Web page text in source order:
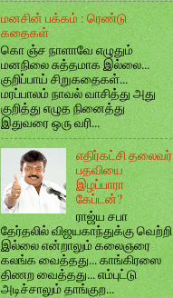
மனசின் பக்கம் : ரெண்டு
கதைகள்
கொ ஞ்ச நாளாவே எழுதும்
மனநிலை சுத்தமாக இல்லை...
குறிப்பாய் சிறுகதைகள்...
மரப்பாலம் நாவல் வாசித்து அது
குறித்து எழுத நினைத்து
இதுவரை ஒரு வரி...
எதிர்கட்சி தலைவர்
பதவியை
இழப்பாரா
கேப்டன்?
ராஜ்ய சபா
தேர்தலில் விஜயகாந்துக்கு வெற்றி
இல்லை என்றாலும் கலைஞரை
கலங்க வைத்தது... காங்கிரஸை
திணற வைத்தது... எம்புட்டு
அடிச்சாலும் தாங்குற...